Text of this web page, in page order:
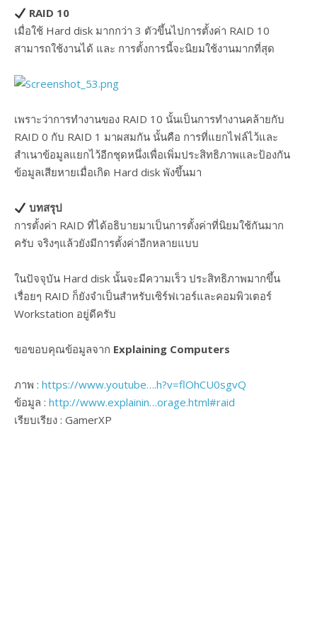
RAID 10
เมื่อใช้ Hard disk มากกว่า 3 ตัวขึ้นไปการตั้งค่า RAID 10
สามารถใช้งานได้ และ การตั้งการนี้จะนิยมใช้งานมากที่สุด
เพราะว่าการทำงานของ RAID 10 นั้นเป็นการทำงานคล้ายกับ
RAID 0 กับ RAID 1 มาผสมกัน นั้นคือ การที่แยกไฟล์ไว้และ
สำเนาข้อมูลแยกไว้อีกชุดหนึ่งเพื่อเพิ่มประสิทธิภาพและป้องกัน
ข้อมูลเสียหายเมื่อเกิด Hard disk พังขึ้นมา
บทสรุป
การตั้งค่า RAID ที่ได้อธิบายมาเป็นการตั้งค่าที่นิยมใช้กันมาก
ครับ จริงๆแล้วยังมีการตั้งค่าอีกหลายแบบ
ในปัจจุบัน Hard disk นั้นจะมีความเร็ว ประสิทธิภาพมากขึ้น
เรื่อยๆ RAID ก็ยังจำเป็นสำหรับเซิร์ฟเวอร์และคอมพิวเตอร์
Workstation อยู่ดีครับ
ขอขอบคุณข้อมูลจาก Explaining Computers
ภาพ : https://www.youtube….h?v=flOhCU0sgvQ
ข้อมูล : http://www.explainin…orage.html#raid
เรียบเรียง : GamerXP